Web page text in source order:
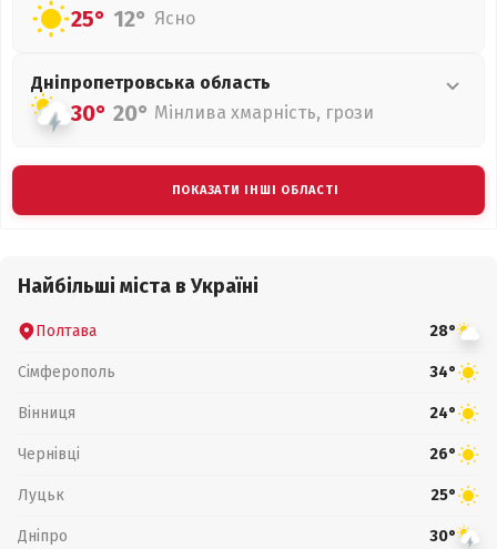
25° 12° Ясно
Дніпропетровська область
30° 20° Мінлива хмарність, грози
ПОКАЗАТИ ІНШІ ОБЛАСТІ
Найбільші міста в Україні
Полтава 28°
Сімферополь 34°
Вінниця 24°
Чернівці 26°
Луцьк 25°
Дніпро 30°